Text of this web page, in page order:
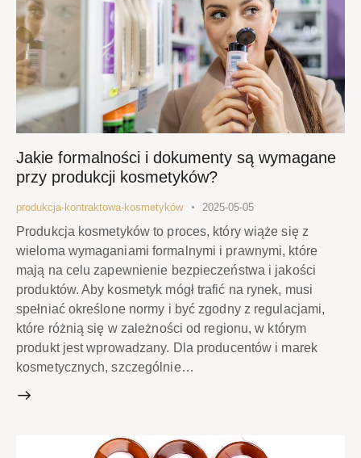
Jakie formalności i dokumenty są wymagane
przy produkcji kosmetyków?
produkcja-kontraktowa-kosmetyków 2025-05-05
Produkcja kosmetyków to proces, który wiąże się z
wieloma wymaganiami formalnymi i prawnymi, które
mają na celu zapewnienie bezpieczeństwa i jakości
produktów. Aby kosmetyk mógł trafić na rynek, musi
spełniać określone normy i być zgodny z regulacjami,
które różnią się w zależności od regionu, w którym
produkt jest wprowadzany. Dla producentów i marek
kosmetycznych, szczególnie…